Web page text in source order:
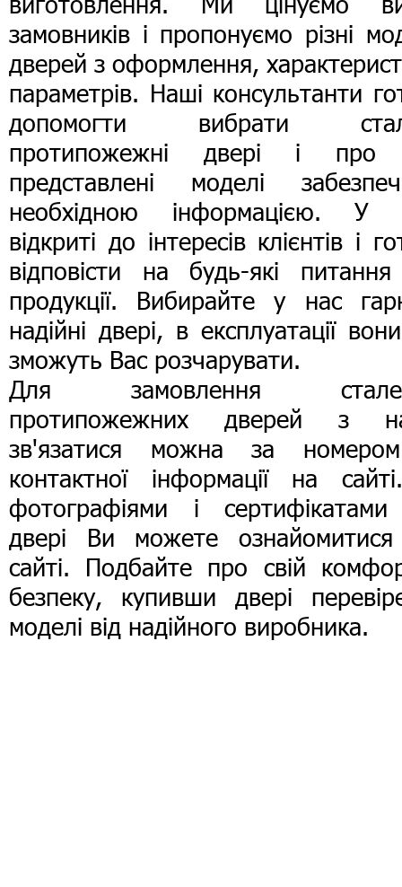
замовників і пропонуємо різні
дверей з оформлення,
параметрів. Наші консультанти
допомогти вибрати
протипожежні двері і про
представлені моделі
необхідною інформацією. У
відкриті до інтересів клієнтів і
відповісти на будь-які
продукції. Вибирайте у нас
надійні двері, в експлуатації
зможуть Вас розчарувати.
Для замовлення
протипожежних дверей з
зв'язатися можна за
контактної інформації на
фотографіями і
двері Ви можете
сайті. Подбайте про свій
безпеку, купивши двері
моделі від надійного виробника.